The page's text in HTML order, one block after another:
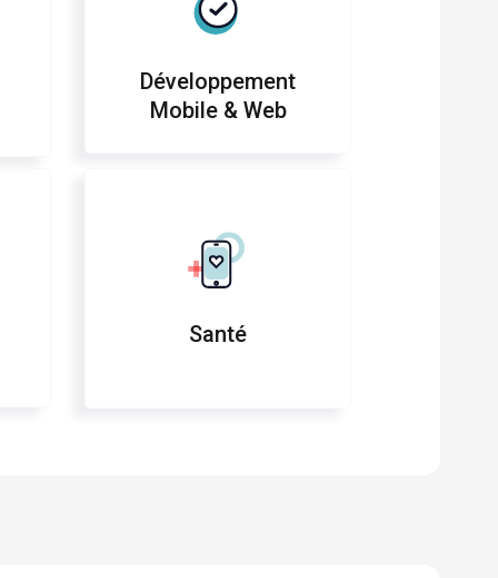
Développement
Mobile & Web
Santé